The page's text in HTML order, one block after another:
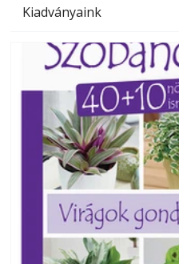
Kiadványaink